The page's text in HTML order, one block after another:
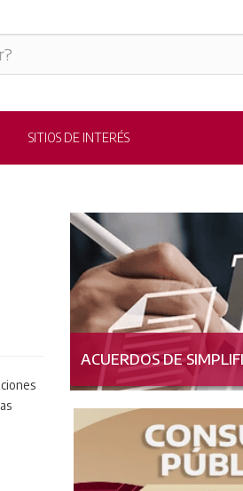
SITIOS DE INTERÉS
ACUERDOS DE